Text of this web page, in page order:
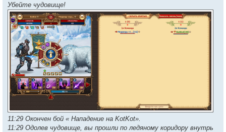
Убейте чудовище!
11:29 Окончен бой « Нападение на KotKot».
11:29 Одолев чудовище, вы прошли по ледяному коридору внутрь